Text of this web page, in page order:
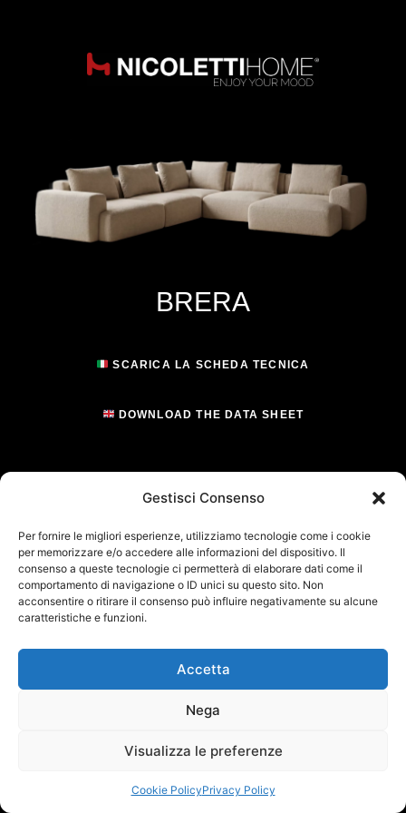
Gestisci Consenso
Per fornire le migliori esperienze, utilizziamo tecnologie come i cookie
per memorizzare e/o accedere alle informazioni del dispositivo. Il
consenso a queste tecnologie ci permetterà di elaborare dati come il
comportamento di navigazione o ID unici su questo sito. Non
acconsentire o ritirare il consenso può influire negativamente su alcune
caratteristiche e funzioni.
Accetta
Nega
Visualizza le preferenze
Cookie PolicyPrivacy Policy
BRERA
SCARICA LA SCHEDA TECNICA
DOWNLOAD THE DATA SHEET